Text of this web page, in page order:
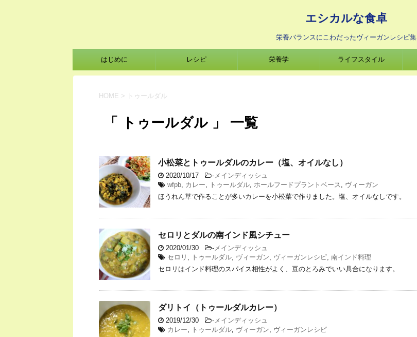
エシカルな食卓
栄養バランスにこわだったヴィーガンレシピ集
はじめに レシピ 栄養学 ライフスタイル
HOME > トゥールダル
「 トゥールダル 」 一覧
小松菜とトゥールダルのカレー（塩、オイルなし）
2020/10/17 -メインディッシュ
wfpb, カレー, トゥールダル, ホールフードプラントベース , ヴィーガン
ほうれん草で作ることが多いカレーを小松菜で作りました。塩、オイルなしです。
セロリとダルの南インド風シチュー
2020/01/30 -メインディッシュ
セロリ , トゥールダル, ヴィーガン, ヴィーガンレシピ, 南インド料理
セロリはインド料理のスパイス相性がよく、豆のとろみでいい具合になります。
ダリトイ（トゥールダルカレー）
2019/12/30 -メインディッシュ
カレー, トゥールダル, ヴィーガン, ヴィーガンレシピ